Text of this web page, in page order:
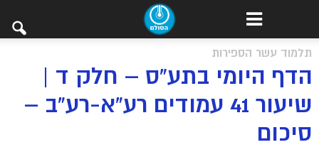
תלמוד עשר הספירות
הדף היומי בתע”ס – חלק ד |
שיעור 41 עמודים רע”א-רע”ב –
סיכום